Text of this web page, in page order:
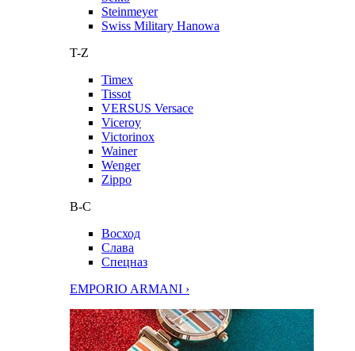
Steinmeyer
Swiss Military Hanowa
T-Z
Timex
Tissot
VERSUS Versace
Viceroy
Victorinox
Wainer
Wenger
Zippo
В-С
Восход
Слава
Спецназ
EMPORIO ARMANI ›